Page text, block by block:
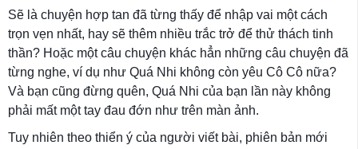
Sẽ là chuyện hợp tan đã từng thấy để nhập vai một cách
trọn vẹn nhất, hay sẽ thêm nhiều trắc trở để thử thách tinh
thần? Hoặc một câu chuyện khác hẳn những câu chuyện đã
từng nghe, ví dụ như Quá Nhi không còn yêu Cô Cô nữa?
Và bạn cũng đừng quên, Quá Nhi của bạn lần này không
phải mất một tay đau đớn như trên màn ảnh.
Tuy nhiên theo thiển ý của người viết bài, phiên bản mới